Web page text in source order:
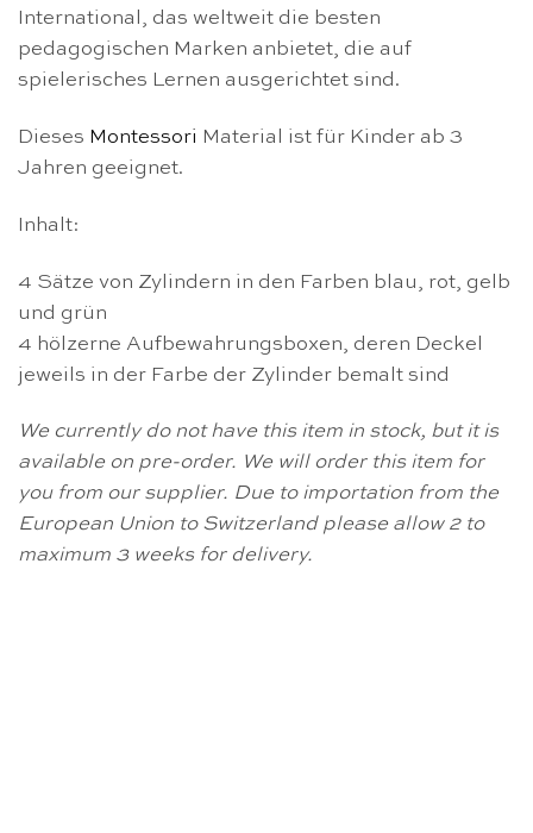
International, das weltweit die besten
pedagogischen Marken anbietet, die auf
spielerisches Lernen ausgerichtet sind.
Dieses Montessori Material ist für Kinder ab 3
Jahren geeignet.
Inhalt:
4 Sätze von Zylindern in den Farben blau, rot, gelb
und grün
4 hölzerne Aufbewahrungsboxen, deren Deckel
jeweils in der Farbe der Zylinder bemalt sind
We currently do not have this item in stock, but it is
available on pre-order. We will order this item for
you from our supplier. Due to importation from the
European Union to Switzerland please allow 2 to
maximum 3 weeks for delivery.